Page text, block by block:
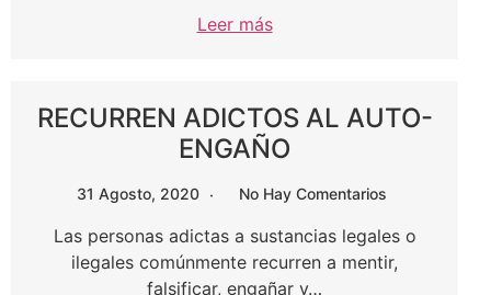
Leer más
RECURREN ADICTOS AL AUTO-
ENGAÑO
31 Agosto, 2020 No Hay Comentarios
Las personas adictas a sustancias legales o
ilegales comúnmente recurren a mentir,
falsificar, engañar y…